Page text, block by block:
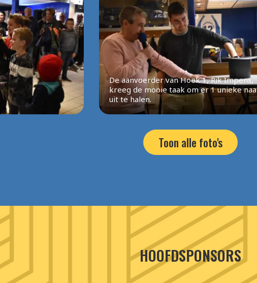
De aanvoerder van Hoek 1, Rik Impens,
kreeg de mooie taak om er 1 unieke
uit te halen.
Toon alle foto's
HOOFDSPONSORS